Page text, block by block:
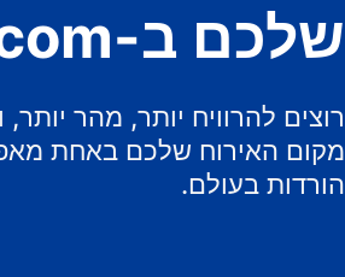
בית ההארחה
ה-B&B
שלכם ב-Booking.com
רוצים להרוויח יותר, מהר
מקום האירוח שלכם באחת
הורדות בעולם.